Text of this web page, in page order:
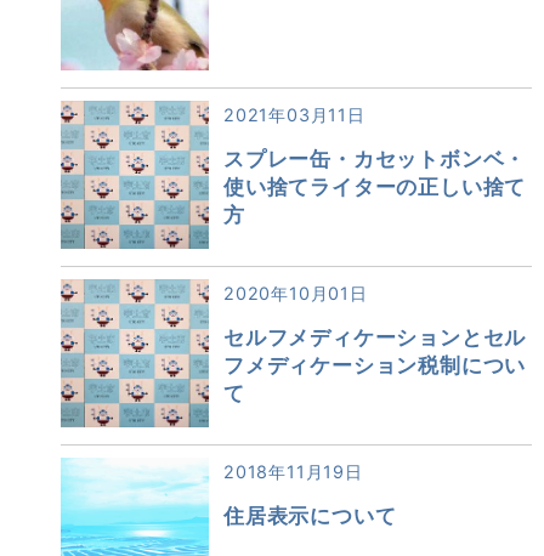
2021年03月11日
スプレー缶・カセットボンベ・
使い捨てライターの正しい捨て
方
2020年10月01日
セルフメディケーションとセル
フメディケーション税制につい
て
2018年11月19日
住居表示について